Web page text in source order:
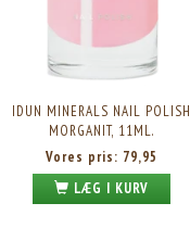
IDUN MINERALS NAIL POLISH
MORGANIT, 11ML.
Vores pris: 79,95
LÆG I KURV